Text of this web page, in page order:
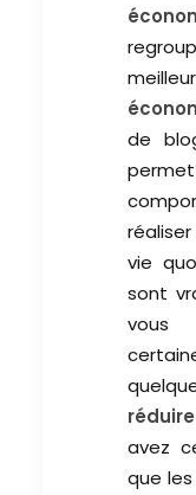
de
vie
sont
avez
que